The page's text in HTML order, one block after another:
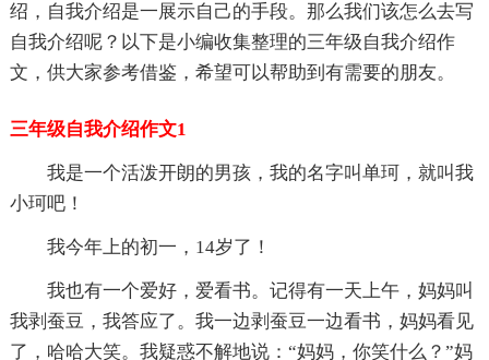
绍，自我介绍是一展示自己的手段。那么我们该怎么去写
自我介绍呢？以下是小编收集整理的三年级自我介绍作
文，供大家参考借鉴，希望可以帮助到有需要的朋友。
三年级自我介绍作文1
我是一个活泼开朗的男孩，我的名字叫单珂，就叫我
小珂吧！
我今年上的初一，14岁了！
我也有一个爱好，爱看书。记得有一天上午，妈妈叫
我剥蚕豆，我答应了。我一边剥蚕豆一边看书，妈妈看见
了，哈哈大笑。我疑惑不解地说：“妈妈，你笑什么？”妈